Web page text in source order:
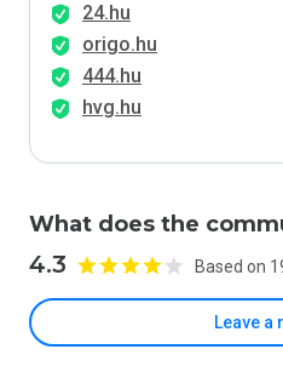
24.hu
origo.hu
444.hu
hvg.hu
What does the
4.3 Based on
Leave a